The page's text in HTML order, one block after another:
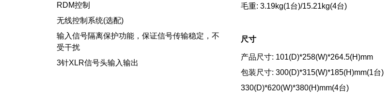
RDM控制
无线控制系统(选配)
输入信号隔离保护功能，保证信号传输稳定，不
受干扰
3针XLR信号头输入输出
毛重: 3.19kg(1台)/15.21kg(4台)
尺寸
产品尺寸: 101(D)*258(W)*264.5(H)mm
包装尺寸: 300(D)*315(W)*185(H)mm(1台)
330(D)*620(W)*380(H)mm(4台)